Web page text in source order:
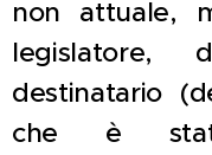
non attuale,
legislatore,
destinatario
che è